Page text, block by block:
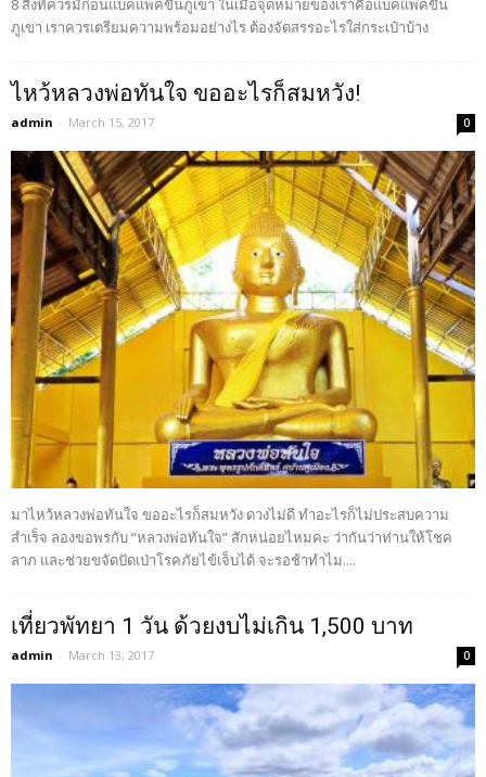
8 สิ่งที่ควรมีก่อนแบ็คแพ็คขึ้นภูเขา ในเมื่อจุดหมายของเราคือแบ็คแพ็คขึ้น
ภูเขา เราควรเตรียมความพร้อมอย่างไร ต้องจัดสรรอะไรใส่กระเป๋าบ้าง
ไหว้หลวงพ่อทันใจ ขออะไรก็สมหวัง!
admin - March 15, 2017 0
มาไหว้หลวงพ่อทันใจ ขออะไรก็สมหวัง ดวงไม่ดี ทำอะไรก็ไม่ประสบความ
สำเร็จ ลองขอพรกับ “หลวงพ่อทันใจ” สักหน่อยไหมคะ ว่ากันว่าท่านให้โชค
ลาภ และช่วยขจัดปัดเป่าโรคภัยไข้เจ็บได้ จะรอช้าทำไม....
เที่ยวพัทยา 1 วัน ด้วยงบไม่เกิน 1,500 บาท
admin - March 13, 2017 0